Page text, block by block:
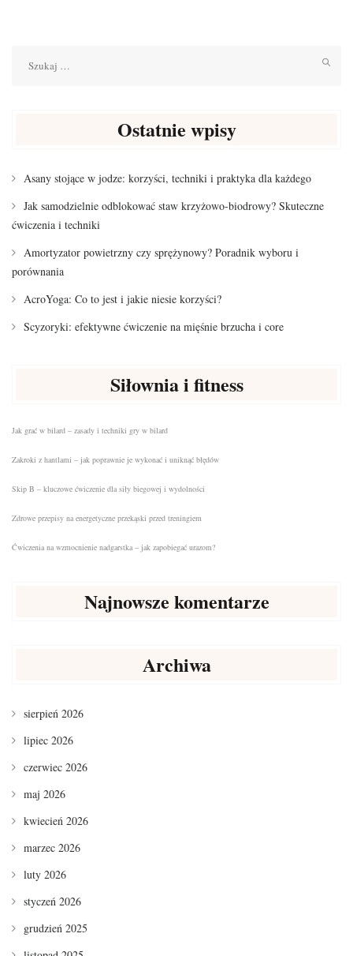
Ostatnie wpisy
Asany stojące w jodze: korzyści, techniki i praktyka dla każdego
Jak samodzielnie odblokować staw krzyżowo-biodrowy? Skuteczne
ćwiczenia i techniki
Amortyzator powietrzny czy sprężynowy? Poradnik wyboru i
porównania
AcroYoga: Co to jest i jakie niesie korzyści?
Scyzoryki: efektywne ćwiczenie na mięśnie brzucha i core
Siłownia i fitness
Jak grać w bilard – zasady i techniki gry w bilard
Zakroki z hantlami – jak poprawnie je wykonać i uniknąć błędów
Skip B – kluczowe ćwiczenie dla siły biegowej i wydolności
Zdrowe przepisy na energetyczne przekąski przed treningiem
Ćwiczenia na wzmocnienie nadgarstka – jak zapobiegać urazom?
Najnowsze komentarze
Archiwa
sierpień 2026
lipiec 2026
czerwiec 2026
maj 2026
kwiecień 2026
marzec 2026
luty 2026
styczeń 2026
grudzień 2025